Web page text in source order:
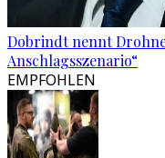
Dobrindt nennt
Anschlagsszenario“
EMPFOHLEN